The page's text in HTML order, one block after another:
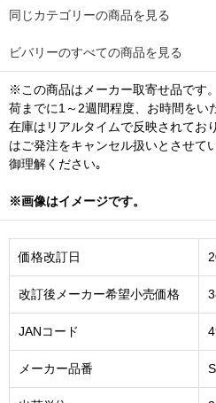
同じカテゴリーの商品を見る
ビバリーのすべての商品を見る
※この商品はメーカー取寄せ品です
荷までに1～2週間程度、お時間をい
在庫はリアルタイムで反映されてお
はご発注をキャンセル扱いとさせて
御理解ください｡
※画像はイメージです。
価格改訂日
改訂後メーカー希望小売価格
JANコード
メーカー品番